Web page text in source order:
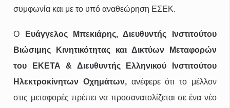
συμφωνία και με το υπό αναθεώρηση ΕΣΕΚ.
O
Ευάγγελος Μπεκιάρης, Διευθυντής Ινστιτούτου
Βιώσιμης Κινητικότητας και Δικτύων Μεταφορών
του ΕΚΕΤΑ & Διευθυντής Ελληνικού Ινστιτούτου
Ηλεκτροκίνητων Οχημάτων, ανέφερε ότι το μέλλον
στις μεταφορές πρέπει να προσανατολίζεται σε ένα νέο